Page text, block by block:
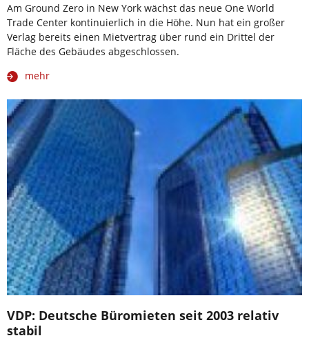
Am Ground Zero in New York wächst das neue One World
Trade Center kontinuierlich in die Höhe. Nun hat ein großer
Verlag bereits einen Mietvertrag über rund ein Drittel der
Fläche des Gebäudes abgeschlossen.
mehr
VDP: Deutsche Büromieten seit 2003 relativ
stabil